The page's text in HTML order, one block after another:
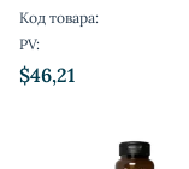
$46,21
Код товара:
PV: